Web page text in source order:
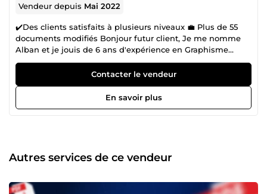
Vendeur depuis Mai 2022
✔️Des clients satisfaits à plusieurs niveaux 💼 Plus de 55
documents modifiés Bonjour futur client, Je me nomme
Alban et je jouis de 6 ans d'expérience en Graphisme
professionnel et plus de 3 ans d'expérience dans la
modification de document pdf. Je propose plusieurs
services autour des documents pdf et j'utilise en général la
suite Adobe pour que vos modifications ou ajustements
soient fait sans bavure. N'hésitez pas à me contacter pour
Contacter le vendeur
En savoir plus
Autres services de ce vendeur